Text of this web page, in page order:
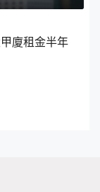
廈租金半年